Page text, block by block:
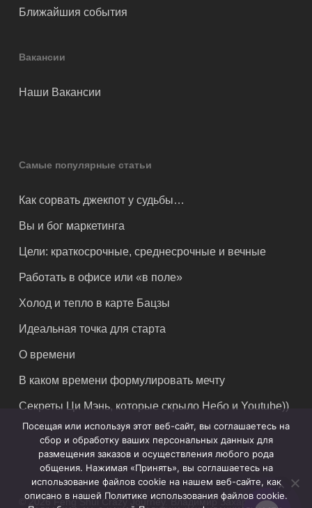
Ближайшия события
Вакансии
Наши Вакансии
Самые популярные статьи
Как сорвать джекпот у судьбы…
Вы и бог маркетинга
Цели: краткосрочные, среднесрочные и вечные
Работать в офисе или «в поле»
Холод и тепло в карте Бацзы
Идеальная точка для старта
О времени
В каком времени формулировать мечту
Секреты Ци Мэнь, которые скрыло Небо и Youtube))
© 2026 Feng Shui Crazy Journey. Владимир Захаров. Все
Посещая или используя этот веб-сайт, вы соглашаетесь на
сбор и обработку ваших персональных данных для
размещения заказов и осуществления любого рода
общения. Нажимая «Принять», вы соглашаетесь на
использование файлов cookie на нашем веб-сайте, как
описано в нашей Политике использования файлов cookie.